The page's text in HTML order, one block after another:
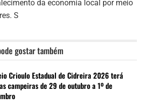
da economia local por meio
S
gostar também
Crioulo Estadual de Cidreira 2026 terá
campeiras de 29 de outubro a 1º de